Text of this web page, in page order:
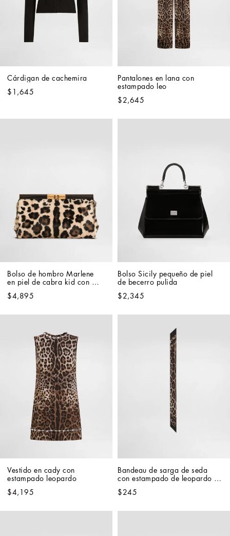
Cárdigan de cachemira
$1,645
Pantalones en lana con
estampado leo
$2,645
Bolso de hombro Marlene
en piel de cabra kid con
$4,895
Bolso Sicily pequeño de piel
de becerro pulida
$2,345
Vestido en cady con
estampado leopardo
$4,195
Bandeau de sarga de seda
con estampado de leopardo
$245